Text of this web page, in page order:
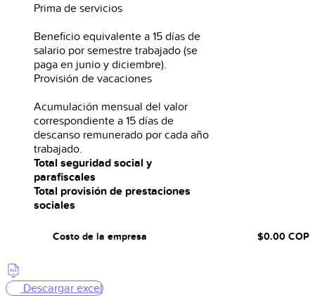
Prima de servicios
Beneficio equivalente a 15 días de
salario por semestre trabajado (se
paga en junio y diciembre).
Provisión de vacaciones
Acumulación mensual del valor
correspondiente a 15 días de
descanso remunerado por cada año
trabajado.
Total seguridad social y
parafiscales
Total provisión de prestaciones
sociales
Costo de la empresa $0.00 COP
Descargar excel